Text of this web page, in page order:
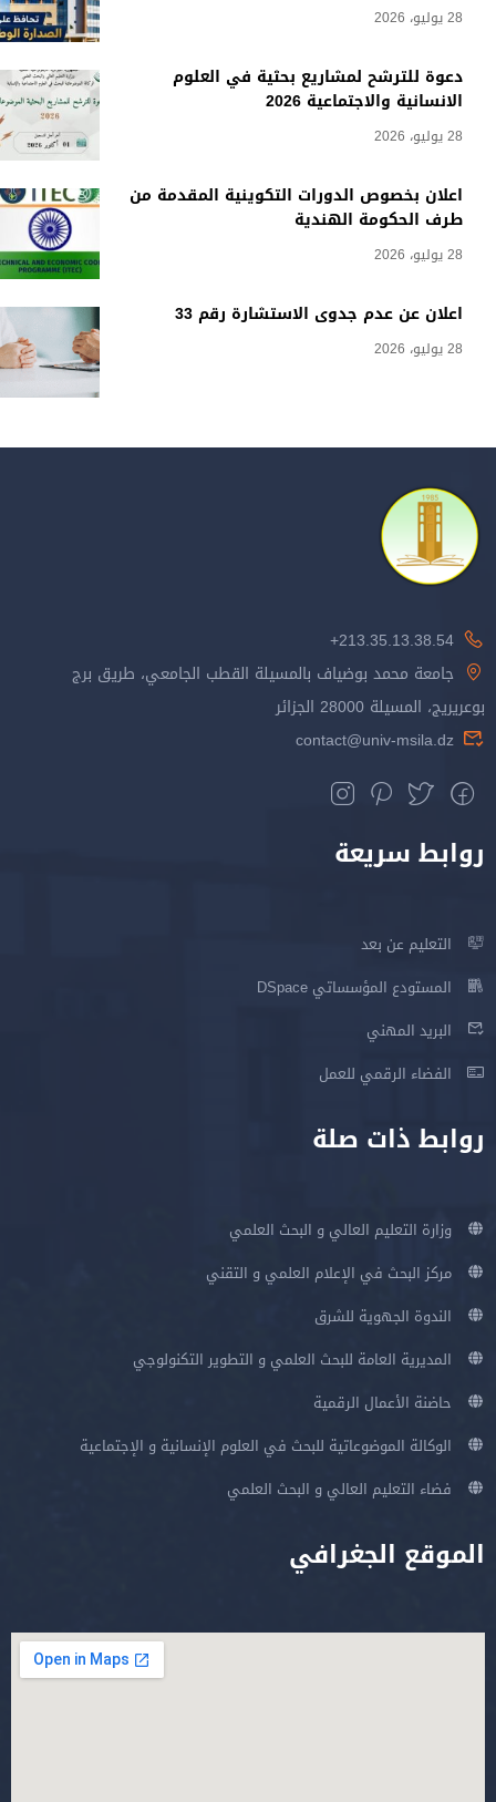
28 يوليو، 2026
دعوة للترشح لمشاريع بحثية في العلوم
الانسانية والاجتماعية 2026
28 يوليو، 2026
اعلان بخصوص الدورات التكوينية المقدمة من
طرف الحكومة الهندية
28 يوليو، 2026
اعلان عن عدم جدوى الاستشارة رقم 33
28 يوليو، 2026
213.35.13.38.54+
جامعة محمد بوضياف بالمسيلة القطب الجامعي، طريق برج
بوعريريج، المسيلة 28000 الجزائر
contact@univ-msila.dz
روابط سريعة
التعليم عن بعد
المستودع المؤسساتي DSpace
البريد المهني
الفضاء الرقمي للعمل
روابط ذات صلة
وزارة التعليم العالي و البحث العلمي
مركز البحث في الإعلام العلمي و التقني
الندوة الجهوية للشرق
المديرية العامة للبحث العلمي و التطوير التكنولوجي
حاضنة الأعمال الرقمية
الوكالة الموضوعاتية للبحث في العلوم الإنسانية و الإجتماعية
فضاء التعليم العالي و البحث العلمي
الموقع الجغرافي